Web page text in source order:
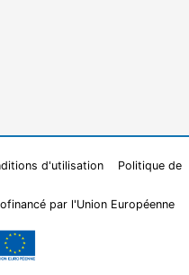
d'utilisation Politique de
par l'Union Européenne